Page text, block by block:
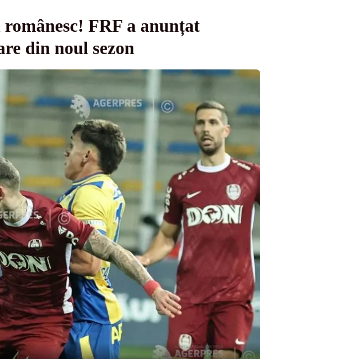
FRF a anunțat
din noul sezon